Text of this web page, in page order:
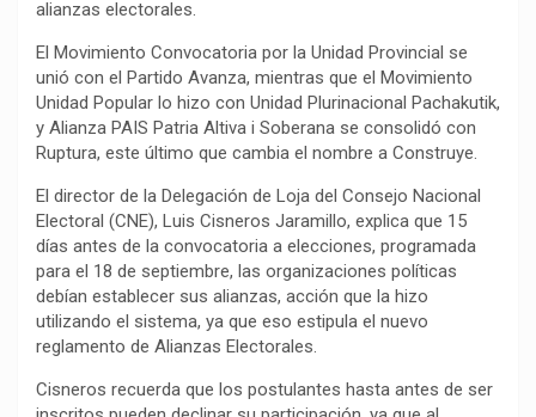
alianzas electorales.
El Movimiento Convocatoria por la Unidad Provincial se
unió con el Partido Avanza, mientras que el Movimiento
Unidad Popular lo hizo con Unidad Plurinacional Pachakutik,
y Alianza PAIS Patria Altiva i Soberana se consolidó con
Ruptura, este último que cambia el nombre a Construye.
El director de la Delegación de Loja del Consejo Nacional
Electoral (CNE), Luis Cisneros Jaramillo, explica que 15
días antes de la convocatoria a elecciones, programada
para el 18 de septiembre, las organizaciones políticas
debían establecer sus alianzas, acción que la hizo
utilizando el sistema, ya que eso estipula el nuevo
reglamento de Alianzas Electorales.
Cisneros recuerda que los postulantes hasta antes de ser